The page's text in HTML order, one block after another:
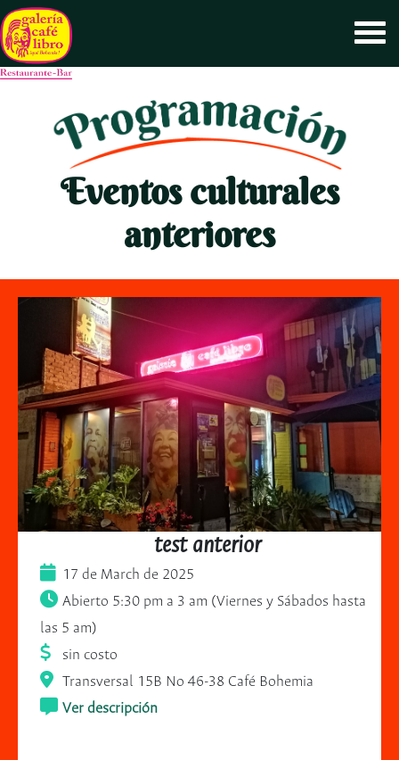
Eventos culturales
anteriores
test anterior
17 de March de 2025
Abierto 5:30 pm a 3 am (Viernes y Sábados hasta
las 5 am)
sin costo
Transversal 15B No 46-38 Café Bohemia
Ver descripción